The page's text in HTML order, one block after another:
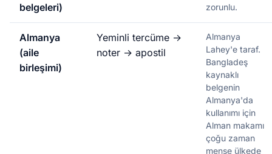
belgeleri)
zorunlu.
Almanya
(aile
birleşimi)
Yeminli tercüme →
noter → apostil
Almanya
Lahey'e taraf.
Bangladeş
kaynaklı
belgenin
Almanya'da
kullanımı için
Alman makamı
çoğu zaman
menşe ülkede